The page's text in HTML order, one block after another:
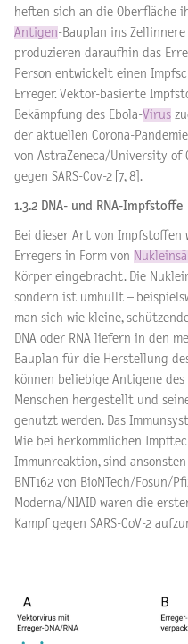
heften sich an die Oberfläche
Antigen-Bauplan ins
produzieren daraufhin das
Person entwickelt einen
Erreger. Vektor-basierte
Bekämpfung des Ebola-Virus
der aktuellen Corona-
von AstraZeneca/University
gegen SARS-Cov-2 [7, 8].
1.3.2 DNA- und RNA-Impfstoffe
Bei dieser Art von Impfstoffen
Erregers in Form von
Körper eingebracht. Die
sondern ist umhüllt –
man sich wie kleine,
DNA oder RNA liefern in den
Bauplan für die Herstellung
können beliebige Antigene
Menschen hergestellt und
genutzt werden. Das
Wie bei herkömmlichen
Immunreaktion, sind
BNT162 von BioNTech/Fosun/
Moderna/NIAID waren die
Kampf gegen SARS-CoV-2